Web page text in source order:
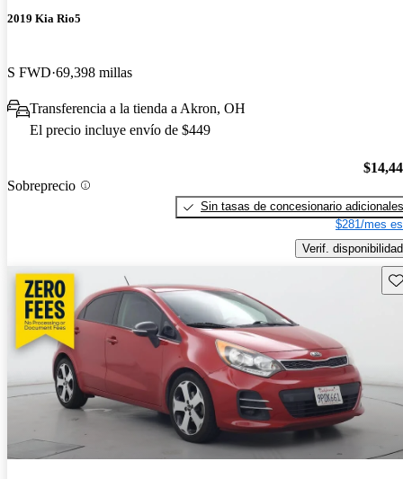
2019 Kia Rio5
S FWD 69,398 millas
Transferencia a la tienda a Akron, OH
El precio incluye envío de $449
Sobreprecio
Sin tasas de concesionario adicionales
$281/mes
Verif. disponibilidad